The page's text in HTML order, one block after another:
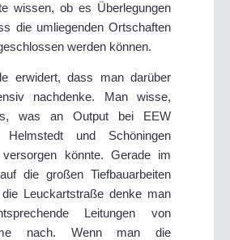
wissen, ob es Überlegungen
die umliegenden Ortschaften
werden können.
erwidert, dass man darüber
nachdenke. Man wisse,
was an Output bei EEW
Helmstedt und Schöningen
versorgen könnte. Gerade im
die großen Tiefbauarbeiten
Leuckartstraße denke man
Leitungen von
nach. Wenn man die